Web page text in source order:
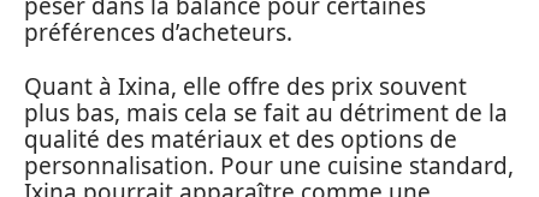
préférences d’acheteurs.
Quant à Ixina, elle offre des prix souvent
plus bas, mais cela se fait au détriment de la
qualité des matériaux et des options de
personnalisation. Pour une cuisine standard,